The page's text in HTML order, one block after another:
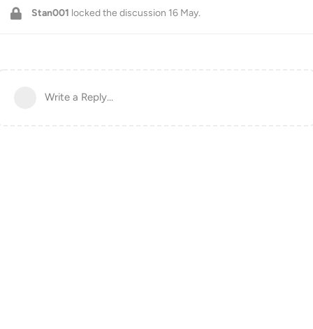
Stan001 locked the discussion 16 May.
Write a Reply...